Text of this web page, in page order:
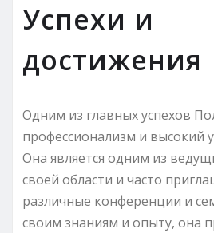
Успехи и
достижения
Одним из главных успехов
профессионализм и высокий
Она является одним из
своей области и часто
различные конференции и
своим знаниям и опыту, она